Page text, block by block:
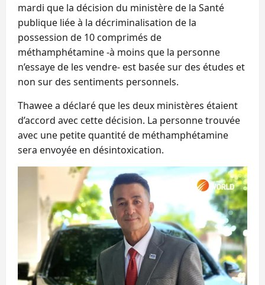
mardi que la décision du ministère de la Santé
publique liée à la décriminalisation de la
possession de 10 comprimés de
méthamphétamine -à moins que la personne
n’essaye de les vendre- est basée sur des études et
non sur des sentiments personnels.
Thawee a déclaré que les deux ministères étaient
d’accord avec cette décision. La personne trouvée
avec une petite quantité de méthamphétamine
sera envoyée en désintoxication.